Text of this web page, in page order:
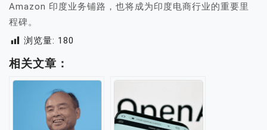
Amazon 印度业务铺路，也将成为印度电商行业的重要里
程碑。
浏览量: 180
相关文章：